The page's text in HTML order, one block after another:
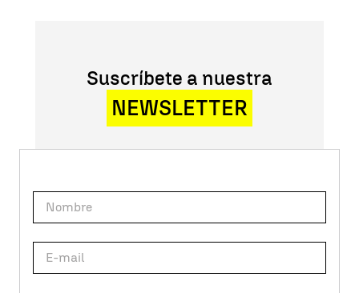
Suscríbete a nuestra
NEWSLETTER